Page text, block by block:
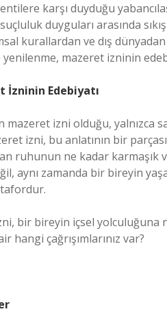
karşı duyduğu
duyguları arasında
kurallardan ve dış
mazeret izninin
İzninin Edebiyatı
mazeret izni olduğu, yalnızca
izni, bu anlatının bir
ruhunun ne kadar karmaşık
aynı zamanda bir bireyin
bir bireyin içsel yolculuğuna
hangi çağrışımlarınız var?